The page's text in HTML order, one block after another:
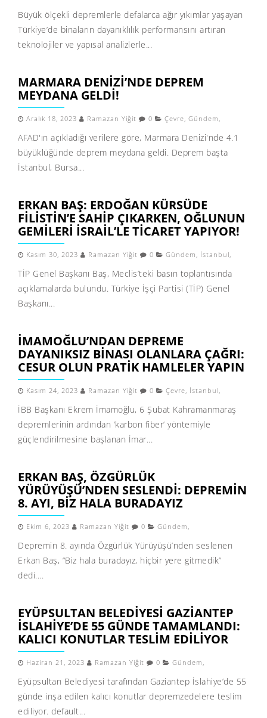
Büyük ölçekli depremlerle defalarca ağır yıkımlar yaşayan
Türkiye’de binaların dayanıklılık performansını artıran
teknolojiler ve yapısal analizlerle...
MARMARA DENIZI’NDE DEPREM
MEYDANA GELDI!
Aralık 18, 2023 Ramazan Yiğit 0 Çevre, Gündem ,
AFAD'ın açıkladığı verilere göre, Marmara Denizi'nde 4.1
büyüklüğünde deprem meydana geldi. Deprem başta
İstanbul, Bursa...
ERKAN BAŞ: ERDOĞAN KÜRSÜDE
FILISTIN’E SAHIP ÇIKARKEN, OĞLUNUN
GEMILERI İSRAIL’LE TICARET YAPIYOR!
Kasım 30, 2023 Ramazan Yiğit 0 Gündem , İstanbul,
TİP Genel Başkanı Baş, Meclis’teki basın toplantısında
açıklamalarda bulundu. Türkiye İşçi Partisi (TİP) Genel
Başkanı...
İMAMOĞLU’NDAN DEPREME
DAYANIKSIZ BINASI OLANLARA ÇAĞRI:
CESUR OLUN PRATIK HAMLELER YAPIN
Kasım 24, 2023 Ramazan Yiğit 0 Çevre, İstanbul,
İBB Başkanı Ekrem İmamoğlu, 6 Şubat Kahramanmaraş
depremlerinin ardından ‘karbon fiber’ yöntemiyle
güçlendirilmesine başlanan İmar...
ERKAN BAŞ, ÖZGÜRLÜK
YÜRÜYÜŞÜ’NDEN SESLENDI: DEPREMIN
8. AYI, BIZ HALA BURADAYIZ
Ekim 6, 2023 Ramazan Yiğit 0 Gündem ,
Depremin 8. ayında Özgürlük Yürüyüşü’nden seslenen
Erkan Baş, “Biz hala buradayız, hiçbir yere gitmedik”
dedi....
EYÜPSULTAN BELEDIYESI GAZIANTEP
İSLAHIYE’DE 55 GÜNDE TAMAMLANDI:
KALICI KONUTLAR TESLIM EDILIYOR
Haziran 21, 2023 Ramazan Yiğit 0 Gündem ,
Eyüpsultan Belediyesi tarafından Gaziantep İslahiye’de 55
günde inşa edilen kalıcı konutlar depremzedelere teslim
ediliyor. default...